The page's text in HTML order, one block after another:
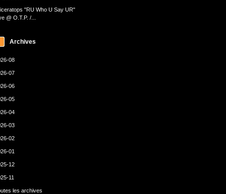
"RU Who U Say UR"
@ O.T.P. /...
Archives
08
07
06
05
04
03
02
01
12
11
les archives